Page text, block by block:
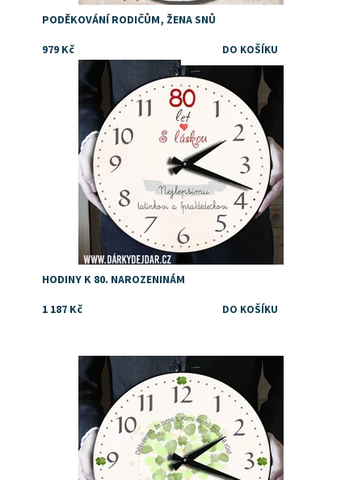
PODĚKOVÁNÍ RODIČŮM, ŽENA SNŮ
979 Kč
Dostupnost:
Skladem
HODINY K 80. NAROZENINÁM
1 187 Kč
Poděkujte rodičům stylově. To nejvíc, co můžete dát
druhému je totiž svůj čas!
Dostupnost:
Skladem